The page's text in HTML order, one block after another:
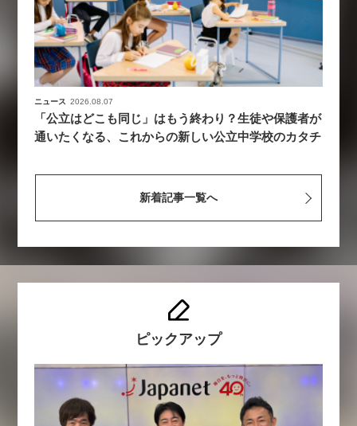
ニュース 2026.08.07
「公立はどこも同じ」はもう終わり？生徒や保護者が
通いたくなる、これからの新しい公立中学校のカタチ
新着記事一覧へ
ピックアップ